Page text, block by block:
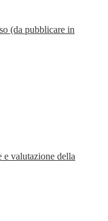
(da pubblicare in
e valutazione della